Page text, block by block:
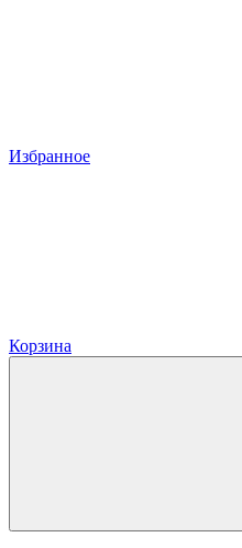
Избранное
Корзина